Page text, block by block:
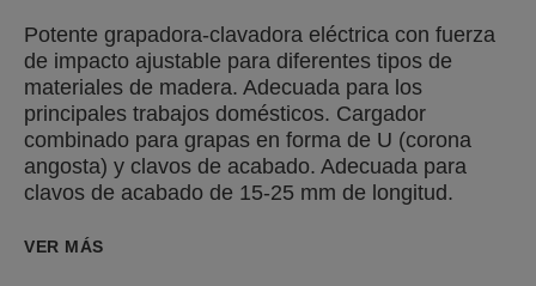
Potente grapadora-clavadora eléctrica con fuerza
de impacto ajustable para diferentes tipos de
materiales de madera. Adecuada para los
principales trabajos domésticos. Cargador
combinado para grapas en forma de U (corona
angosta) y clavos de acabado. Adecuada para
clavos de acabado de 15-25 mm de longitud.
VER MÁS